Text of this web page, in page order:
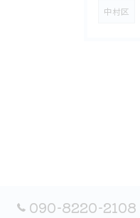
中村区
090-8220-2108